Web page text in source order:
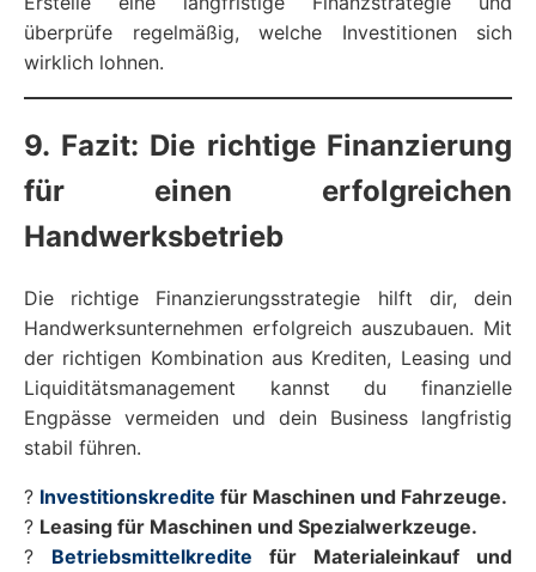
überprüfe regelmäßig, welche Investitionen sich
wirklich lohnen.
9. Fazit: Die richtige Finanzierung
für einen erfolgreichen
Handwerksbetrieb
Die richtige Finanzierungsstrategie hilft dir, dein
Handwerksunternehmen erfolgreich auszubauen. Mit
der richtigen Kombination aus Krediten, Leasing und
Liquiditätsmanagement kannst du finanzielle
Engpässe vermeiden und dein Business langfristig
stabil führen.
? Investitionskredite für Maschinen und Fahrzeuge.
? Leasing für Maschinen und Spezialwerkzeuge.
? Betriebsmittelkredite für Materialeinkauf und